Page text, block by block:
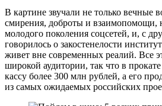
В картине звучали не только вечные
смирения, доброты и взаимопомощи,
молодого поколения соцсетей, и, с
говорилось о закостенелости
живет вне современных реалий. Все
широкой аудитории, так что в
кассу более 300 млн рублей, а его
из самых ожидаемых российских